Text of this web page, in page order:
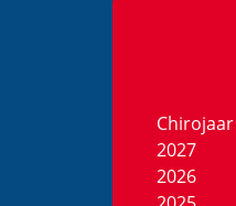
Chirojaar
2027
2026